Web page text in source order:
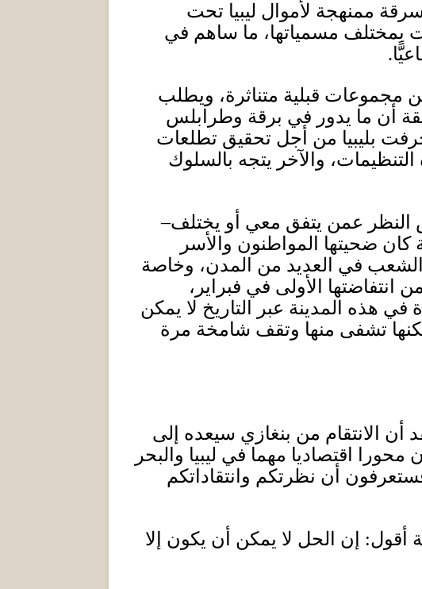
ممنهجة لأموال ليبيا تحت
بمختلف مسمياتها، ما ساهم في
.
مجموعات قبلية متناثرة، ويطلب
أن ما يدور في برقة وطرابلس
بليبيا من أجل تحقيق تطلعات
والآخر يتجه بالسلوك
النظر عمن يتفق معي أو يختلف–
ضحيتها المواطنون والأسر
الشعب في العديد من المدن، وخاصة
انتفاضتها الأولى في فبراير،
في هذه المدينة عبر التاريخ لا يمكن
تشفى منها وتقف شامخة مرة
أن الانتقام من بنغازي سيعده إلى
اقتصاديا مهما في ليبيا والبحر
فستعرفون أن نظرتكم وانتقاداتكم
أقول:
إن الحل لا يمكن أن يكون إلا